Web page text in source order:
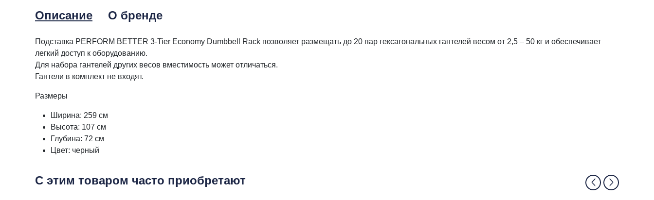
Описание О бренде
Подставка PERFORM BETTER 3-Tier Economy Dumbbell Rack позволяет размещать до 20 пар гексагональных гантелей весом от 2,5 – 50 кг и обеспечивает
легкий доступ к оборудованию.
Для набора гантелей других весов вместимость может отличаться.
Гантели в комплект не входят.
Размеры
Ширина: 259 см
Высота: 107 см
Глубина: 72 см
Цвет: черный
С этим товаром часто приобретают